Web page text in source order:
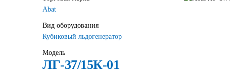
Abat
Вид оборудования
Кубиковый льдогенератор
Модель
ЛГ-37/15К-01